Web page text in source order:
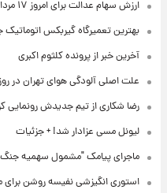
ارزش سهام عدالت برای امروز ۱۷ مرداد ۱۴۰۵ + جدول
بهترین تعمیرگاه گیربکس
آخرین خبر از پرونده کلثوم اکبری
علت اصلی آلودگی هوای تهران در
رضا شکاری از تیم جدیدش رونمایی
لیونل مسی عزادار شد! + جزئیات
ماجرای پیامک "مشمول سهمیه
استوری انگیزشی نفیسه روشن